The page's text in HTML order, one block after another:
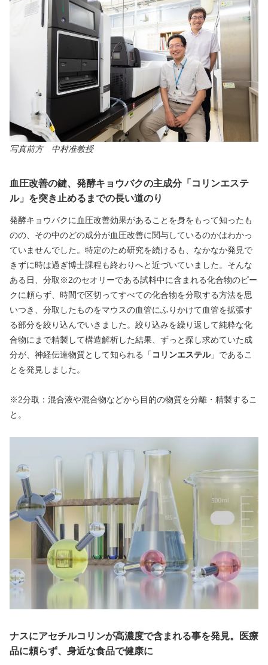
写真前方　中村准教授
血圧改善の鍵、発酵キョウバクの主成分「コリンエステ
ル」を突き止めるまでの長い道のり
発酵キョウバクに血圧改善効果があることを身をもって知ったも
のの、その中のどの成分が血圧改善に関与しているのかはわかっ
ていませんでした。特定のため研究を続けるも、なかなか発見で
きずに時は過ぎ博士課程も終わりへと近づいていました。そんな
ある日、分取※2のセオリーである試料中に含まれる化合物のピー
クに頼らず、時間で区切ってすべての化合物を分取する方法を思
いつき、分取したものをマウスの血管にふりかけて血管を拡張す
る部分を絞り込んでいきました。絞り込みを繰り返して純粋な化
合物にまで精製して構造解析した結果、ずっと探し求めていた成
分が、神経伝達物質として知られる「 コリンエステル」であるこ
とを発見しました。
※2分取：混合液や混合物などから目的の物質を分離・精製するこ
と。
ナスにアセチルコリンが高濃度で含まれる事を発見。医療
品に頼らず、身近な食品で健康に